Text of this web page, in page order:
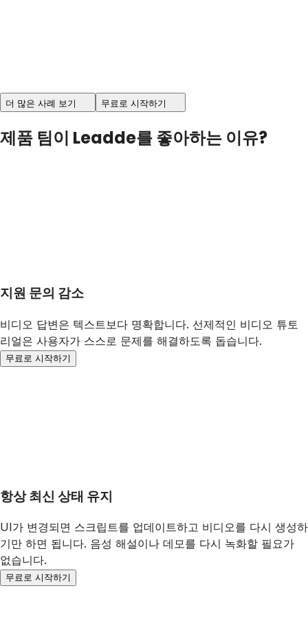
더 많은 사례 보기 무료로 시작하기
제품 팀이 Leadde를 좋아하는 이유?
지원 문의 감소
비디오 답변은 텍스트보다 명확합니다. 선제적인 비디오 튜토
리얼은 사용자가 스스로 문제를 해결하도록 돕습니다.
무료로 시작하기
항상 최신 상태 유지
UI가 변경되면 스크립트를 업데이트하고 비디오를 다시 생성하
기만 하면 됩니다. 음성 해설이나 데모를 다시 녹화할 필요가
없습니다.
무료로 시작하기